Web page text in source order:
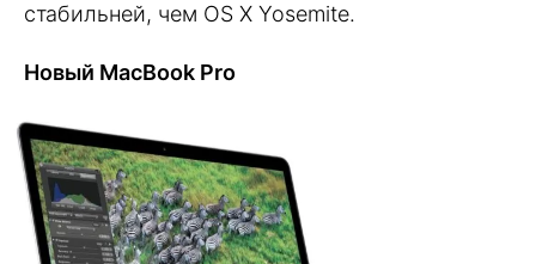
стабильней, чем OS X Yosemite.
Новый MacBook Pro